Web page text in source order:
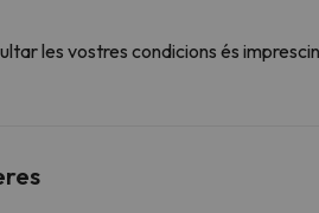
les vostres condicions és